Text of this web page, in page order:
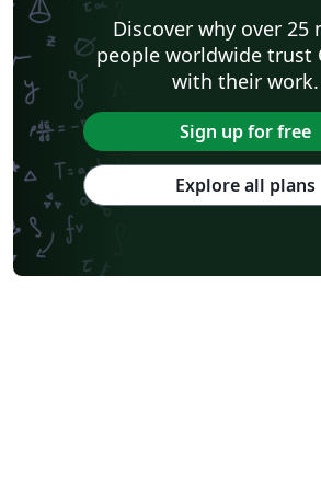
Discover why over 25
people worldwide trust
with their work.
Sign up for free
Explore all plans